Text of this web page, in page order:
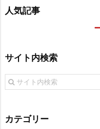
人気記事
サイト内検索
カテゴリー